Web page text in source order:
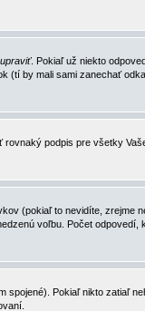
upraviť. Pokiaľ už niekto
(tí by mali sami zanechať
rovnaký podpis pre všetky
(pokiaľ to nevidíte, zrejme
voľbu. Počet odpovedí,
Pokiaľ nikto zatiaľ